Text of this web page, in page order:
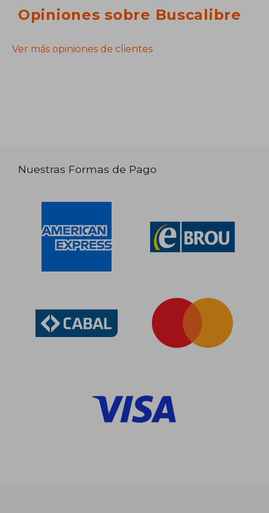
Opiniones sobre Buscalibre
Ver más opiniones de clientes
Nuestras Formas de Pago